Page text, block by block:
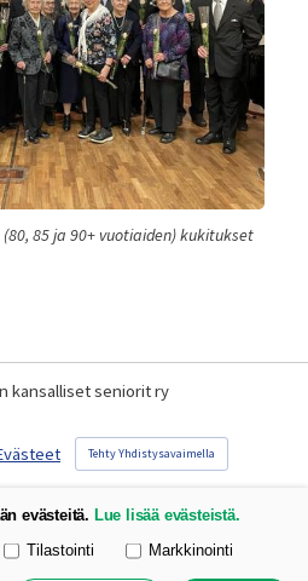
85 ja 90+ vuotiaiden) kukitukset
kansalliset seniorit ry
Tehty Yhdistysavaimella
evästeitä. Lue lisää evästeistä.
Tilastointi Markkinointi